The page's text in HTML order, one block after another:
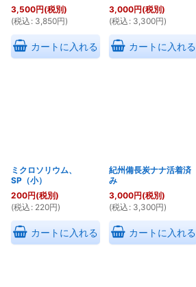
3,500円(税別)
(税込 : 3,850円)
カートに入れる
3,000円(税別)
(税込 : 3,300円)
カートに入れる
ミクロソリウム、
SP（小）
200円(税別)
(税込 : 220円)
カートに入れる
紀州備長炭ナナ活着済
み
3,000円(税別)
(税込 : 3,300円)
カートに入れる